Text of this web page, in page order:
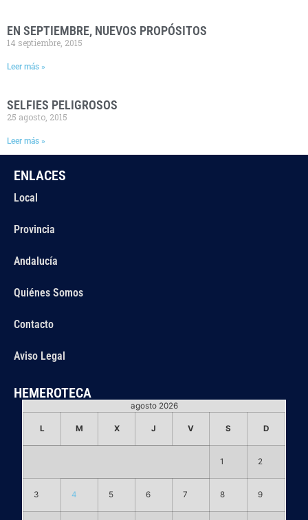
EN SEPTIEMBRE, NUEVOS PROPÓSITOS
14 septiembre, 2015
Leer más »
SELFIES PELIGROSOS
25 agosto, 2015
Leer más »
ENLACES
Local
Provincia
Andalucía
Quiénes Somos
Contacto
Aviso Legal
HEMEROTECA
agosto 2026
L M X J V S D
1 2
3 4 5 6 7 8 9